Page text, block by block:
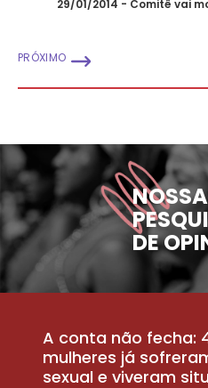
29/01/2014 - Comitê vai
PRÓXIMO
DE
A conta não fecha:
mulheres já
sexual e viveram